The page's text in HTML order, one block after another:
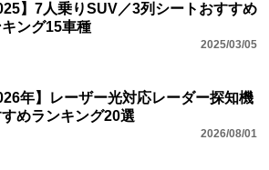
】7人乗りSUV／3列シートおすすめ
ング15車種
2025/03/05
年】レーザー光対応レーダー探知機
めランキング20選
2026/08/01